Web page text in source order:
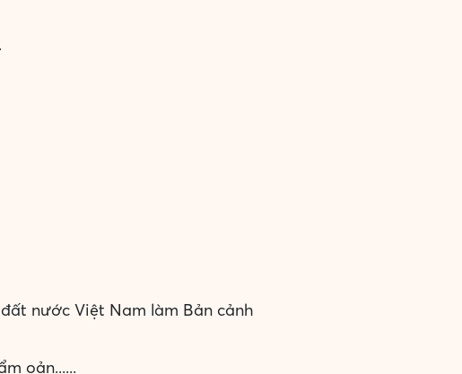
nước Việt Nam làm Bản cảnh
oản......